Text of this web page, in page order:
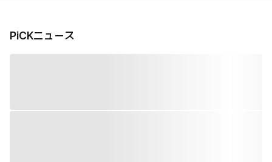
PiCKニュース